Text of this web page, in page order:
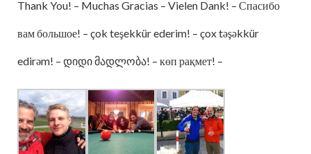
Thank You! – Muchas Gracias – Vielen Dank! – Спасибо
вам большое! – çok teşekkür ederim! – çox təşəkkür
edirəm! – დიდი მადლობა! – көп рақмет! –